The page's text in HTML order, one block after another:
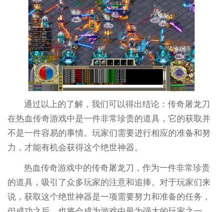
通过以上的了解，我们可以得出结论：传奇屠龙刀
在热血传奇游戏中是一件非常珍贵的道具，它的获取并
不是一件容易的事情。玩家们需要进行相应的准备和努
力，才能有机会获得这个绝世神器。
热血传奇游戏中的传奇屠龙刀，作为一件非常珍贵
的道具，吸引了众多玩家的注意和追捧。对于玩家们来
说，获取这个绝世神器是一项需要努力和准备的任务，